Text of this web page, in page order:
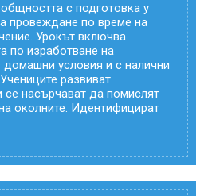
с подготовка у
провеждане по време на
Урокът включва
по изработване на
условия и с налични
развиват
се насърчават да помислят
околните. Идентифицират